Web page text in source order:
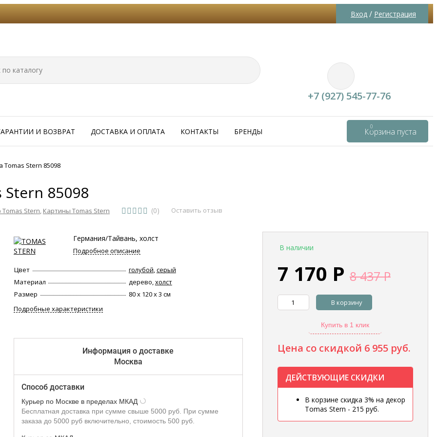
Вход / Регистрация
+7 (927) 545-77-76
Корзина пуста
0
И ВОЗВРАТ ДОСТАВКА И ОПЛАТА КОНТАКТЫ БРЕНДЫ
Stern 85098
85098
Tomas Stern Картины Tomas Stern (0) Оставить отзыв
В наличии
7 170 Р 8 437Р
В корзину
Купить в 1 клик
Цена со скидкой 6 955 руб.
ДЕЙСТВУЮЩИЕ СКИДКИ
В корзине скидка 3% на декор
Tomas Stern - 215 руб.
Германия/Тайвань, холст
Подробное описание
Цвет голубой,серый
Материал
дерево,холст
Размер
80 х 120 х 3 см
Подробные характеристики
Информация о доставке
Москва
Способ доставки
Курьер по Москве в пределах МКАД
Бесплатная доставка при сумме свыше 5000 руб. При сумме
заказа до 5000 руб включительно, стоимость 500 руб.